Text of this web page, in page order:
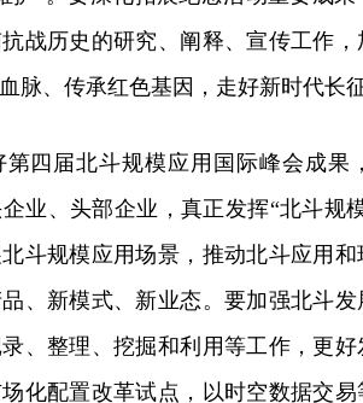
战历史的研究、阐释、宣传工作
脉、传承红色基因，走好新时代长征
四届北斗规模应用国际峰会成果
业、头部企业，真正发挥“北斗规
斗规模应用场景，推动北斗应用
、新模式、新业态。要加强北斗
、整理、挖掘和利用等工作，更
化配置改革试点，以时空数据交